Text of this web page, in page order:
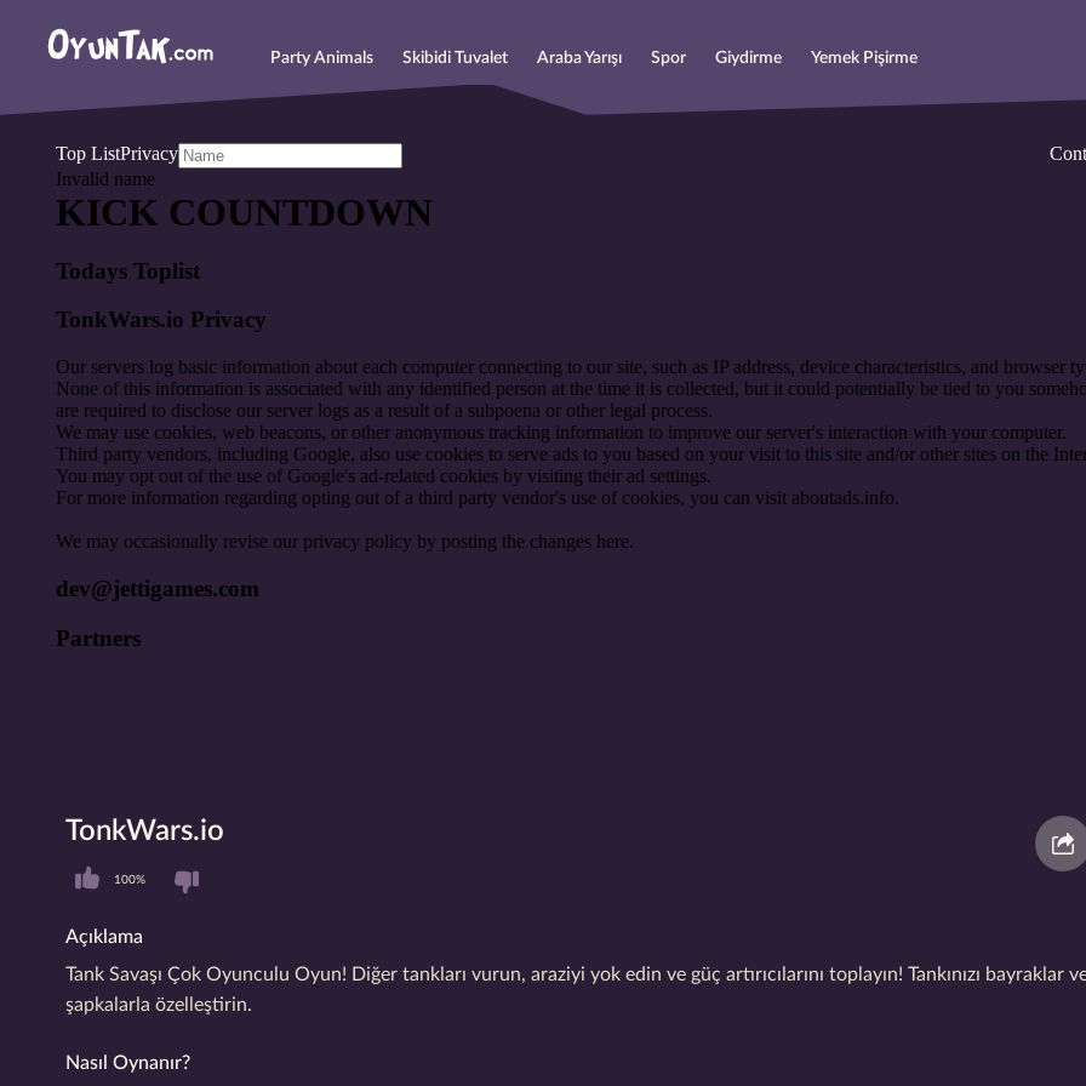
Party Animals Skibidi Tuvalet Araba Yarışı Spor Giydirme Yemek Pişirme
TonkWars.io
100%
Açıklama
Tank Savaşı Çok Oyunculu Oyun! Diğer tankları vurun, araziyi yok edin ve güç artırıcılarını toplayın! Tankınızı bayraklar
şapkalarla özelleştirin.
Nasıl Oynanır?